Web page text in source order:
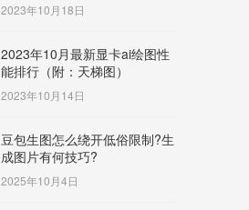
2023年10月18日
2023年10月最新显卡ai绘图性
能排行（附：天梯图）
2023年10月14日
豆包生图怎么绕开低俗限制?生
成图片有何技巧?
2025年10月4日